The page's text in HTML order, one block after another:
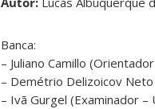
Banca:
– Juliano Camillo
– Demétrio Delizoicov Neto
– Ivã Gurgel (Examinador –